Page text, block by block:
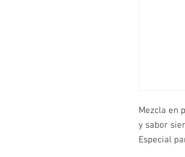
Mezcla en
y sabor
Especial